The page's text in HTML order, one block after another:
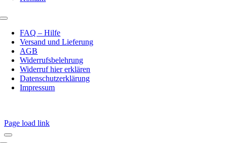
Toggle
NavigationFAQ – Hilfe
Versand und Lieferung
AGB
Widerrufsbelehrung
Widerruf hier erklären
Datenschutzerklärung
Impressum
Page load link